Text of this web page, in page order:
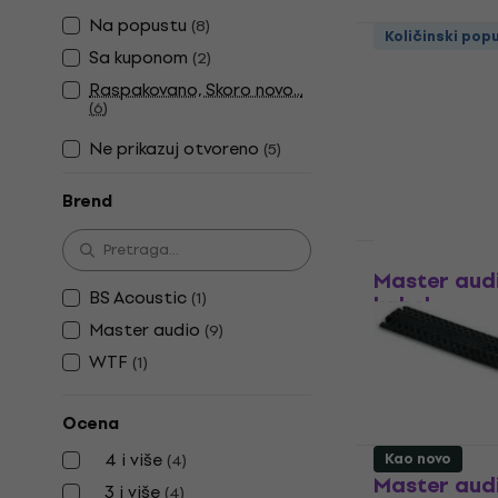
Na popustu (8)
Sa kuponom (2)
Raspakovano, Skoro novo...
(6)
Ne prikazuj otvoreno (5)
Brend
BS Acoustic (1)
Master audio (9)
WTF (1)
Ocena
4 i više (4)
3 i više
Količinski
Master
kabel
Most za kabel
Master
Kao novo